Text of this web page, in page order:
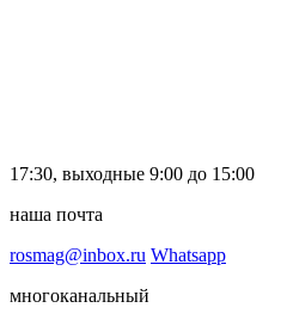
17:30, выходные 9:00 до 15:00
наша почта
rosmag@inbox.ru Whatsapp
многоканальный